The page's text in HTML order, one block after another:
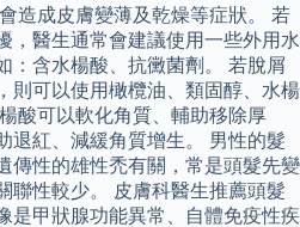
造成皮膚變薄及乾燥等症狀。 若
，醫生通常會建議使用一些外用水
：含水楊酸、抗黴菌劑。 若脫屑
則可以使用橄欖油、類固醇、水楊
酸可以軟化角質、輔助移除厚
退紅、減緩角質增生。 男性的髮
傳性的雄性禿有關，常是頭髮先變
聯性較少。 皮膚科醫生推薦頭髮
是甲狀腺功能異常、自體免疫性疾